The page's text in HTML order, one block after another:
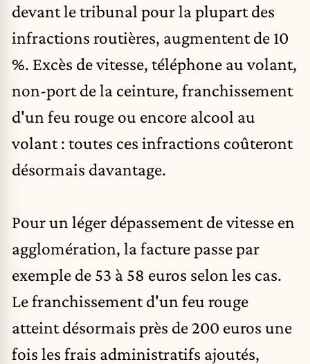
devant le tribunal pour la plupart des
infractions routières, augmentent de 10
%. Excès de vitesse, téléphone au volant,
non-port de la ceinture, franchissement
d'un feu rouge ou encore alcool au
volant : toutes ces infractions coûteront
désormais davantage.
Pour un léger dépassement de vitesse en
agglomération, la facture passe par
exemple de 53 à 58 euros selon les cas.
Le franchissement d'un feu rouge
atteint désormais près de 200 euros une
fois les frais administratifs ajoutés,